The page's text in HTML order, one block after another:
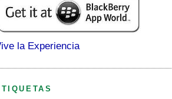
la Experiencia